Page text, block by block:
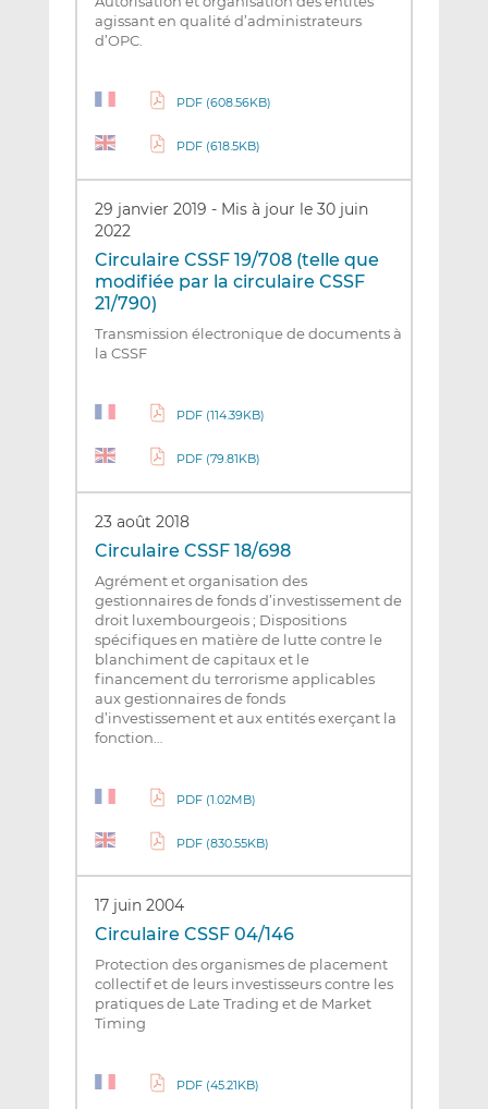
agissant en qualité d’administrateurs
d’OPC.
PDF (608.56KB)
PDF (618.5KB)
29 janvier 2019 - Mis à jour le 30 juin
2022
Circulaire CSSF 19/708 (telle que
modifiée par la circulaire CSSF
21/790)
Transmission électronique de documents à
la CSSF
PDF (114.39KB)
PDF (79.81KB)
23 août 2018
Circulaire CSSF 18/698
Agrément et organisation des
gestionnaires de fonds d’investissement de
droit luxembourgeois ; Dispositions
spécifiques en matière de lutte contre le
blanchiment de capitaux et le
financement du terrorisme applicables
aux gestionnaires de fonds
d’investissement et aux entités exerçant la
fonction…
PDF (1.02MB)
PDF (830.55KB)
17 juin 2004
Circulaire CSSF 04/146
Protection des organismes de placement
collectif et de leurs investisseurs contre les
pratiques de Late Trading et de Market
Timing
PDF (45.21KB)